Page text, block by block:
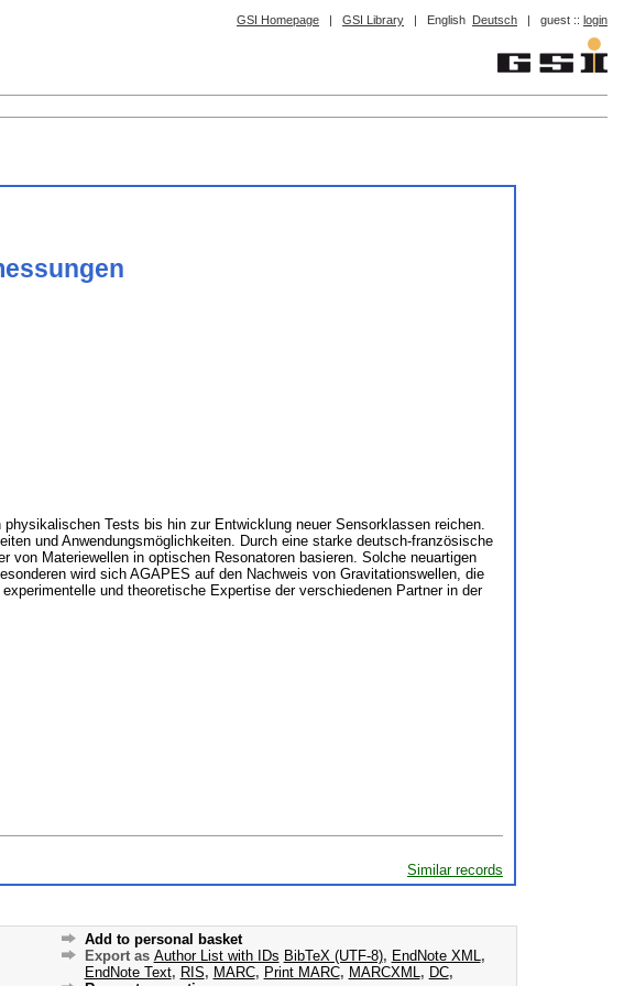
GSI Homepage | GSI Library | English Deutsch | guest :: login
Tests bis hin zur Entwicklung neuer Sensorklassen reichen.
und Anwendungsmöglichkeiten. Durch eine starke deutsch-französische
Materiewellen in optischen Resonatoren basieren. Solche neuartigen
wird sich AGAPES auf den Nachweis von Gravitationswellen, die
und theoretische Expertise der verschiedenen Partner in der
Similar records
Add to personal basket
Export as Author List with IDs BibTeX (UTF-8), EndNote XML ,
EndNote Text, RIS, MARC, Print MARC, MARCXML , DC,